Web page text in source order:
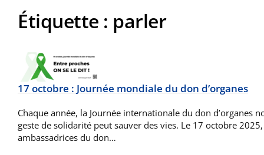
Étiquette : parler
17 octobre : Journée mondiale du don d’organes
Chaque année, la Journée internationale du don d’organes
geste de solidarité peut sauver des vies. Le 17 octobre
ambassadrices du don…